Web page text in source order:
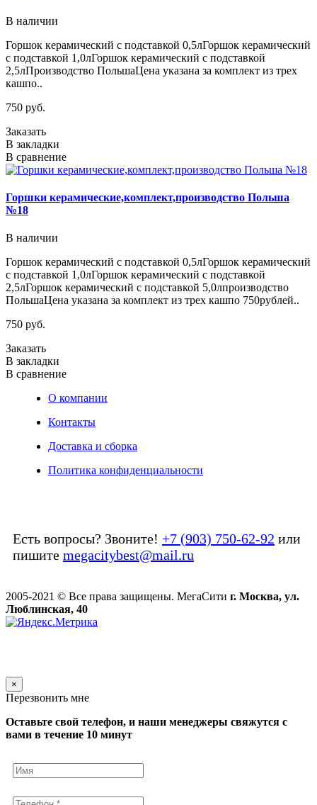
В наличии
Горшок керамический с подставкой 0,5лГоршок керамический
с подставкой 1,0лГоршок керамический с подставкой
2,5лПроизводство ПольшаЦена указана за комплект из трех
кашпо..
750 руб.
Заказать
В закладки
В сравнение
Горшки керамические,комплект,производство Польша
№18
В наличии
Горшок керамический с подставкой 0,5лГоршок керамический
с подставкой 1,0лГоршок керамический с подставкой
2,5лГоршок керамический с подставкой 5,0лпроизводство
ПольшаЦена указана за комплект из трех кашпо 750рублей..
750 руб.
Заказать
В закладки
В сравнение
О компании
Контакты
Доставка и сборка
Политика конфиденциальности
Есть вопросы? Звоните! +7 (903) 750-62-92 или
пишите megacitybest@mail.ru
2005-2021 © Все права защищены. МегаСити г. Москва, ул.
Люблинская, 40
×
Перезвонить мне
Оставьте свой телефон, и наши менеджеры свяжутся с
вами в течение 10 минут